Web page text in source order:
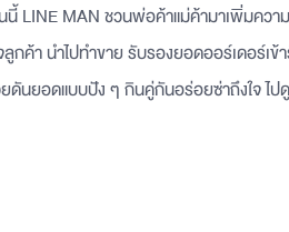
LINE MAN ชวนพ่อค้าแม่ค้ามาเพิ่มควา
ลูกค้า นำไปทำขาย รับรองยอดออร์เดอร์
ดันยอดแบบปัง ๆ กินคู่กันอร่อยซ่าถึงใจ ไป